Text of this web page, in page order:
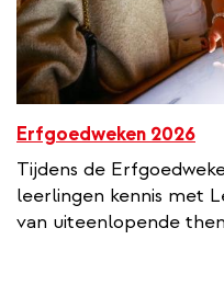
Erfgoedweken 2026
Tijdens de
leerlingen kennis met
van uiteenlopende